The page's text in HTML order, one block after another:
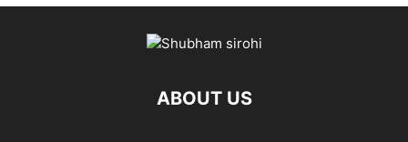
ABOUT US